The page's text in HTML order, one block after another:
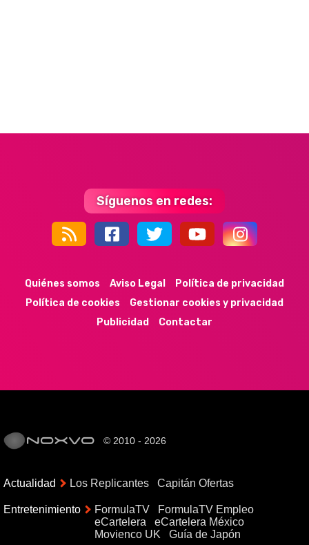
Síguenos en redes:
Quiénes somos Aviso Legal
Política de privacidad
Política de cookies
Gestionar cookies y privacidad
Publicidad
Contactar
© 2010 - 2026
Actualidad Los Replicantes Capitán Ofertas
Entretenimiento FormulaTV
FormulaTV Empleo
eCartelera
eCartelera México
Movienco UK
Guía de Japón